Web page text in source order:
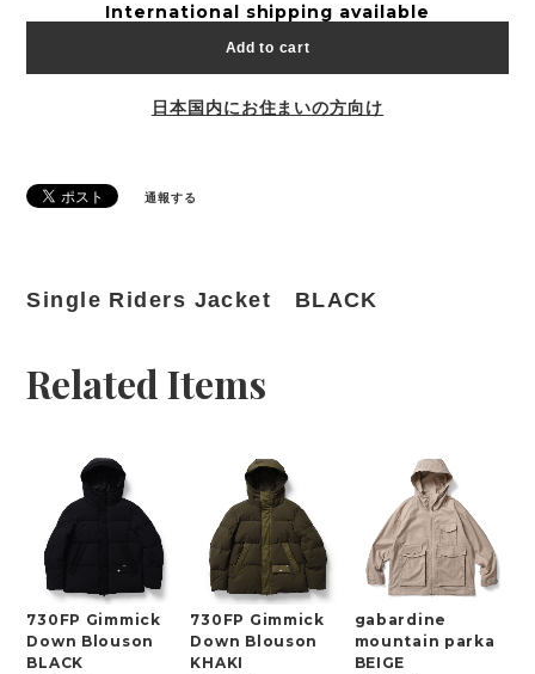
International shipping available
Add to cart
日本国内にお住まいの方向け
通報する
Single Riders Jacket BLACK
Related Items
730FP Gimmick
Down Blouson
BLACK
730FP Gimmick
Down Blouson
KHAKI
gabardine
mountain parka
BEIGE